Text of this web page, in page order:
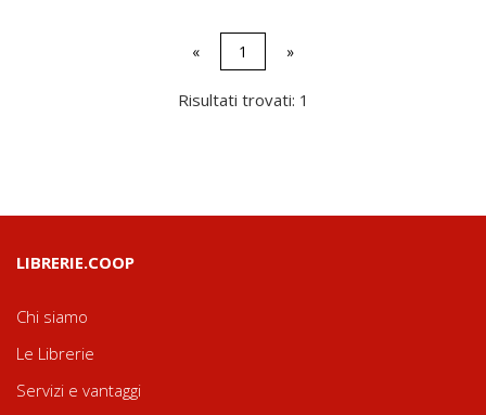
« 1 »
Risultati trovati: 1
LIBRERIE.COOP
Chi siamo
Le Librerie
Servizi e vantaggi